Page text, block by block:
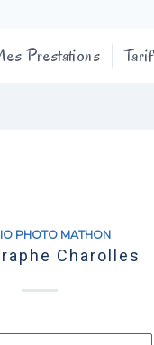
Prestations
PHOTO MATHON
Charolles